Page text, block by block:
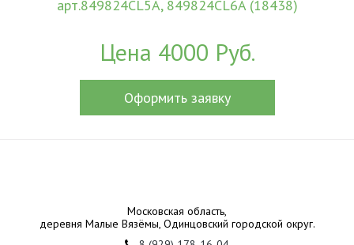
арт.849824CL5A, 849824CL6A (18438)
Цена 4000 Руб.
Оформить заявку
Московская область,
деревня Малые Вязёмы, Одинцовский городской округ.